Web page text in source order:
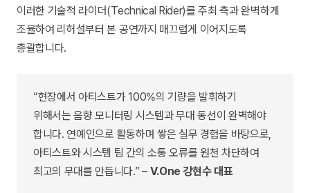
이러한 기술적 라이더(Technical Rider)를 주최 측과 완벽하게
조율하여 리허설부터 본 공연까지 매끄럽게 이어지도록
총괄합니다.
“현장에서 아티스트가 100%의 기량을 발휘하기
위해서는 음향 모니터링 시스템과 무대 동선이 완벽해야
합니다. 연예인으로 활동하며 쌓은 실무 경험을 바탕으로,
아티스트와 시스템 팀 간의 소통 오류를 원천 차단하여
최고의 무대를 만듭니다.” – V.One 강현수 대표